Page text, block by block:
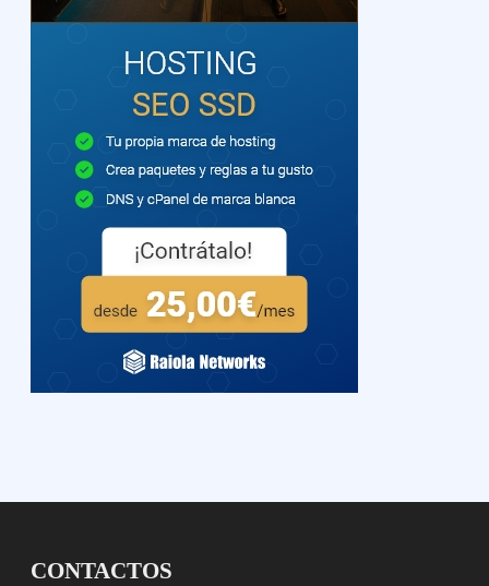
CONTACTOS